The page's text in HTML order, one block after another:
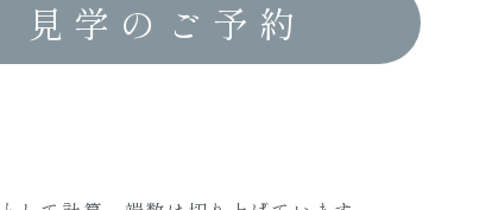
見学のご予約